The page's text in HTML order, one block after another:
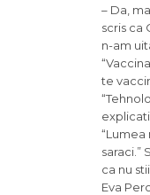
– Da,
scris ca
n-am
te
saraci.”
ca nu
Eva